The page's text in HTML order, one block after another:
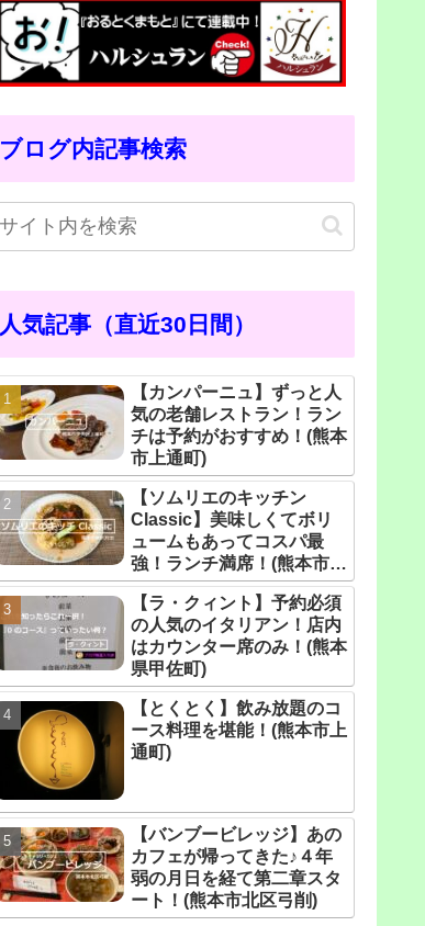
ブログ内記事検索
人気記事（直近30日間）
【カンパーニュ】ずっと人
気の老舗レストラン！ラン
チは予約がおすすめ！(熊本
市上通町)
【ソムリエのキッチン
Classic】美味しくてボリ
ュームもあってコスパ最
強！ランチ満席！(熊本市月
出)
【ラ・クィント】予約必須
の人気のイタリアン！店内
はカウンター席のみ！(熊本
県甲佐町)
【とくとく】飲み放題のコ
ース料理を堪能！(熊本市上
通町)
【バンブービレッジ】あの
カフェが帰ってきた♪４年
弱の月日を経て第二章スタ
ート！(熊本市北区弓削)